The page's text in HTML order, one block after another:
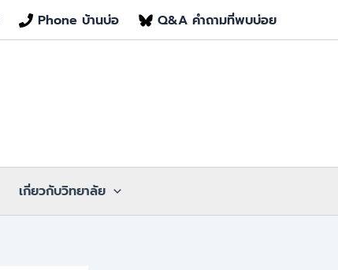
Phone บ้านบ่อ Q&A คำถามที่พบบ่อย
เกี่ยวกับวิทยาลัย